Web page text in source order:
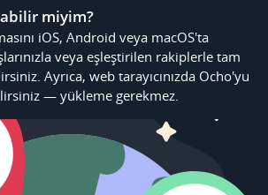
miyim?
iOS, Android veya macOS'ta
veya eşleştirilen rakiplerle tam
Ayrıca, web tarayıcınızda Ocho'yu
— yükleme gerekmez.